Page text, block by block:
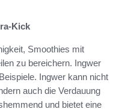
Kick
Smoothies mit
zu bereichern. Ingwer
Ingwer kann nicht
auch die Verdauung
und bietet eine